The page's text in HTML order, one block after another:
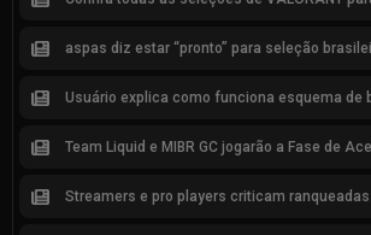
Streamers e pro players criticam ranqueadas